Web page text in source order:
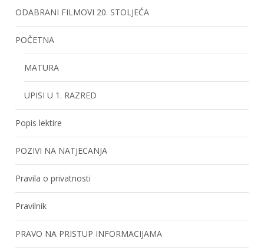
ODABRANI FILMOVI 20. STOLJEĆA
POČETNA
MATURA
UPISI U 1. RAZRED
Popis lektire
POZIVI NA NATJECANJA
Pravila o privatnosti
Pravilnik
PRAVO NA PRISTUP INFORMACIJAMA